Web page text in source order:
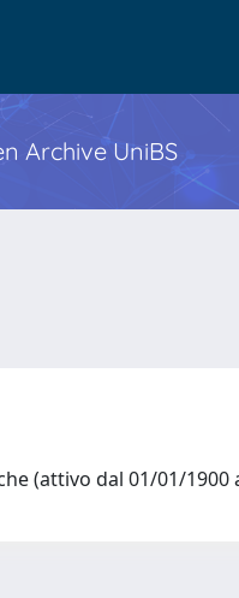
Archive UniBS
(attivo dal 01/01/1900